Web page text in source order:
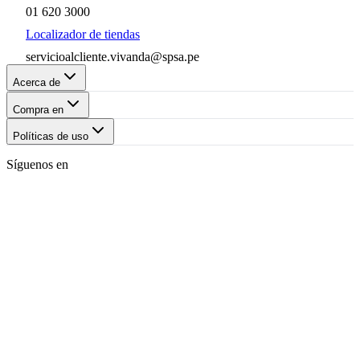
01 620 3000
Localizador de tiendas
servicioalcliente.vivanda@spsa.pe
Acerca de
Compra en
Políticas de uso
Síguenos en